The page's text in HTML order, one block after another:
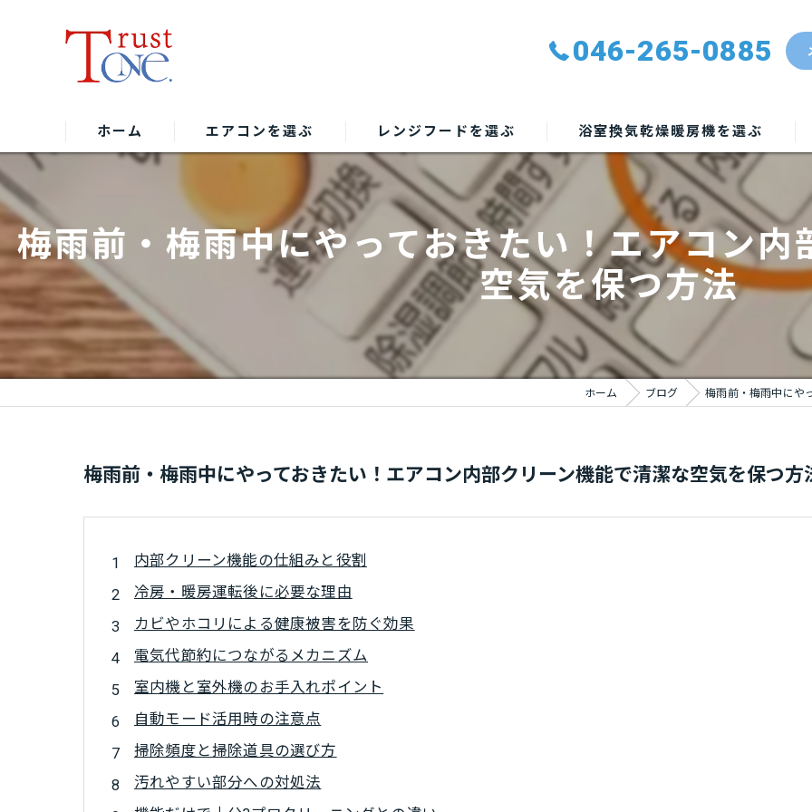
046-265-0885
ホーム エアコンを選ぶ レンジフードを選ぶ 浴室換気乾燥暖房機を選ぶ
梅雨前・梅雨中にやっておきたい！エアコン内
空気を保つ方法
ホーム ブログ 梅雨前・梅雨中にや
梅雨前・梅雨中にやっておきたい！エアコン内部クリーン機能で清潔な空気を保つ方
内部クリーン機能の仕組みと役割
冷房・暖房運転後に必要な理由
カビやホコリによる健康被害を防ぐ効果
電気代節約につながるメカニズム
室内機と室外機のお手入れポイント
自動モード活用時の注意点
掃除頻度と掃除道具の選び方
汚れやすい部分への対処法